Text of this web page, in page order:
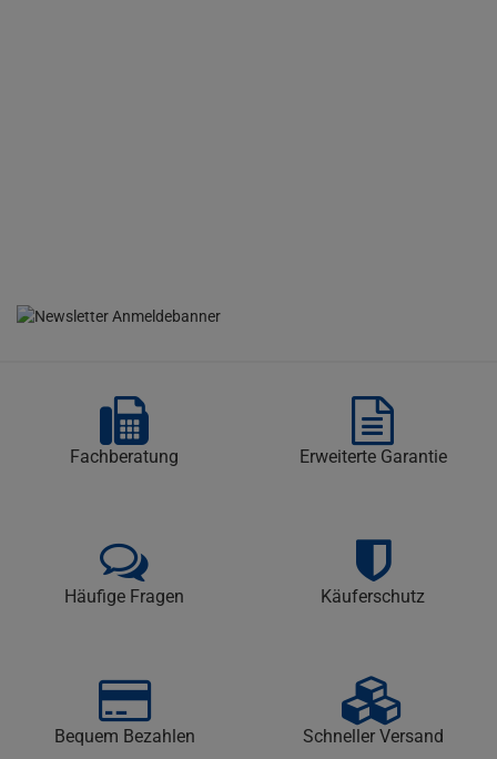
Fachberatung Erweiterte Garantie
Häufige Fragen Käuferschutz
Bequem Bezahlen Schneller Versand